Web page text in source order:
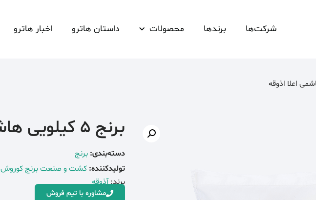
شرکت‌ها برندها محصولات داستان هاترو اخبار هاترو
برنج 5 کیلویی هاشمی اعلا اذوقه
دسته‌بندی: برنج
تولیدکننده: کشت و صنعت برنج کوروش
برند:آذوقه
مشاوره با تیم فروش